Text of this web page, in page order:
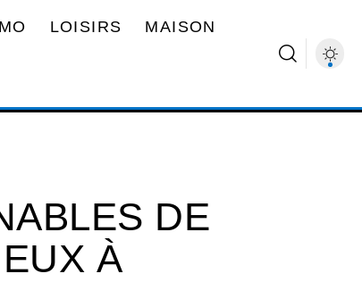
LOISIRS MAISON
DE
À